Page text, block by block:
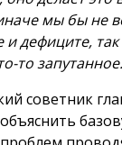
мы бы не
и дефиците,
то запутанное.
советник